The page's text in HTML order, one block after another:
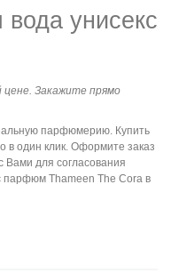
унисекс
цене. Закажите прямо
парфюмерию. Купить
в один клик. Оформите заказ
для согласования
парфюм Thameen The Cora в